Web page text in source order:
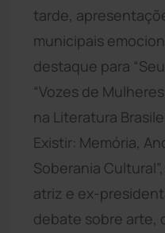
tarde,
municipais
destaque para
“Vozes de
na Literatura
Existir: Memória,
Soberania
atriz e ex-
debate sobre arte,